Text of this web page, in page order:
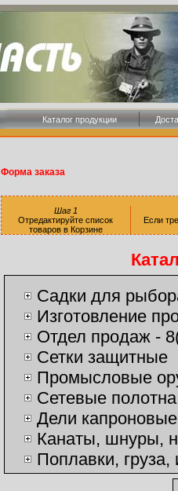
Каталог продукции
Форма заказа
Шаг 1
Отредактируйте список
товаров в Корзине
Если
Cадки для
Изготовление
Отдел продаж -
Сетки защитные
Промысловые
Сетевые полотна
Дели
Канаты, шнуры,
Поплавки, груза,
Спортивное